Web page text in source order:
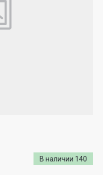
В наличии 140